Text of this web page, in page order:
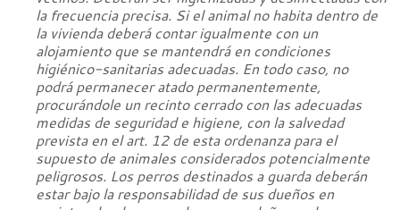
la frecuencia precisa. Si el animal no habita dentro de
la vivienda deberá contar igualmente con un
alojamiento que se mantendrá en condiciones
higiénico-sanitarias adecuadas. En todo caso, no
podrá permanecer atado permanentemente,
procurándole un recinto cerrado con las adecuadas
medidas de seguridad e higiene, con la salvedad
prevista en el art. 12 de esta ordenanza para el
supuesto de animales considerados potencialmente
peligrosos. Los perros destinados a guarda deberán
estar bajo la responsabilidad de sus dueños en